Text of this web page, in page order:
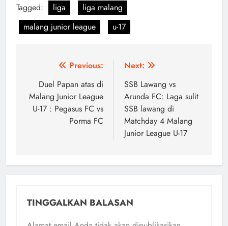
Tagged: liga
liga malang
malang junior league
u-17
Navigasi
pos
Previous:
Duel Papan atas di
Malang Junior League
U-17 : Pegasus FC vs
Porma FC
Next:
SSB Lawang vs
Arunda FC: Laga sulit
SSB lawang di
Matchday 4 Malang
Junior League U-17
TINGGALKAN BALASAN